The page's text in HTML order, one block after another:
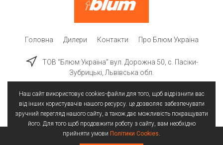
Головна Дилери Контакти Про Блюм Україна
ТОВ “Блюм Україна” вул. Дорожна 50, c. Пасіки-
Зубрицькі, Львівська обл.
Наш сайт використовує cookies-файли для того, щоб відрізнити вас
від інших користувачів нашого ресурсу. це дозволяє забезпечувати
зручний перегляд нашого сайту, а також дає можливість покращувати
його. Для того щоб продовжити роботу з сайту, вам необхідно
прийняти умови Політики Cookies.